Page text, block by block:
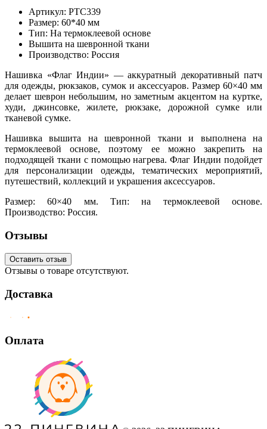
Артикул: PTC339
Размер: 60*40 мм
Тип: На термоклеевой основе
Вышита на шевронной ткани
Производство: Россия
Нашивка «Флаг Индии» — аккуратный декоративный патч
для одежды, рюкзаков, сумок и аксессуаров. Размер 60×40 мм
делает шеврон небольшим, но заметным акцентом на куртке,
худи, джинсовке, жилете, рюкзаке, дорожной сумке или
тканевой сумке.
Нашивка вышита на шевронной ткани и выполнена на
термоклеевой основе, поэтому ее можно закрепить на
подходящей ткани с помощью нагрева. Флаг Индии подойдет
для персонализации одежды, тематических мероприятий,
путешествий, коллекций и украшения аксессуаров.
Размер: 60×40 мм. Тип: на термоклеевой основе.
Производство: Россия.
Отзывы
Оставить отзыв
Отзывы о товаре отсутствуют.
Доставка
Оплата